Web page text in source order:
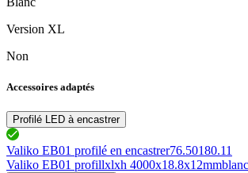
Version XL
Non
Accessoires adaptés
Profilé LED à encastrer
Valiko EB01 profilé en encastrer76.50180.11
Valiko EB01 profillxlxh 4000x18.8x12mmblanc